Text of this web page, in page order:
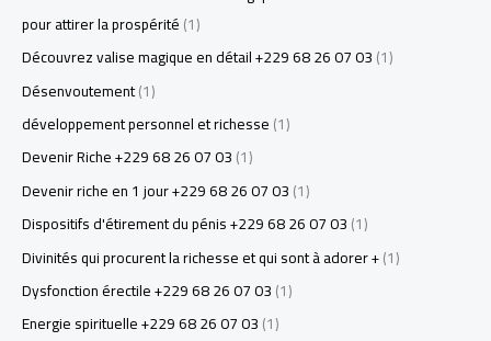
pour attirer la prospérité(1)
Découvrez valise magique en détail +229 68 26 07 03(1)
Désenvoutement(1)
développement personnel et richesse(1)
Devenir Riche +229 68 26 07 03(1)
Devenir riche en 1 jour +229 68 26 07 03(1)
Dispositifs d'étirement du pénis +229 68 26 07 03(1)
Divinités qui procurent la richesse et qui sont à adorer +(1)
Dysfonction érectile +229 68 26 07 03(1)
Energie spirituelle +229 68 26 07 03(1)